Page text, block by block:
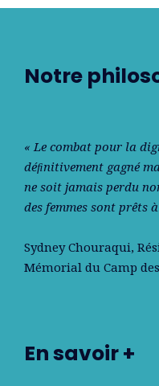
Notre
« Le combat pour la
déﬁnitivement gagné
ne soit jamais perdu
des femmes sont prêts
Sydney Chouraqui,
Mémorial du Camp
En savoir +